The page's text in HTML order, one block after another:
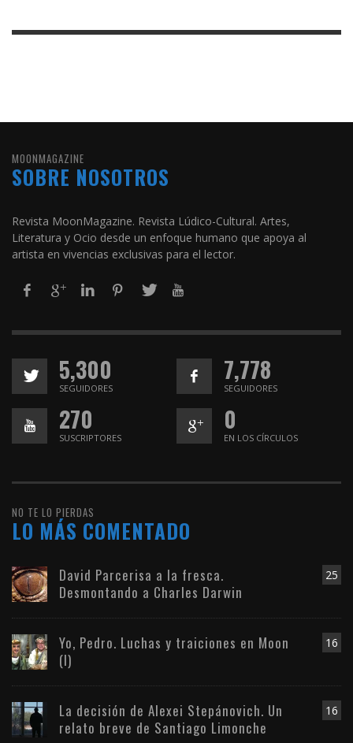
MOONMAGAZINE
SOBRE NOSOTROS
Revista MoonMagazine. Revista Lúdico-Cultural. Artes,
Literatura y Ocio desde un enfoque humano que apoya al
artista en vivencias exclusivas para el lector.
5,300
SEGUIDORES
7,778
SEGUIDORES
270
SUSCRIPTORES
0
EN LOS CÍRCULOS
NO TE LO PIERDAS
LO MÁS COMENTADO
25
David Parcerisa a la fresca.
Desmontando a Charles Darwin
16
Yo, Pedro. Luchas y traiciones en Moon
(I)
16
La decisión de Alexei Stepánovich. Un
relato breve de Santiago Limonche